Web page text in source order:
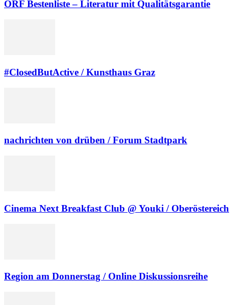
ORF Bestenliste – Literatur mit Qualitätsgarantie
#ClosedButActive / Kunsthaus Graz
nachrichten von drüben / Forum Stadtpark
Cinema Next Breakfast Club @ Youki / Oberöstereich
Region am Donnerstag / Online Diskussionsreihe